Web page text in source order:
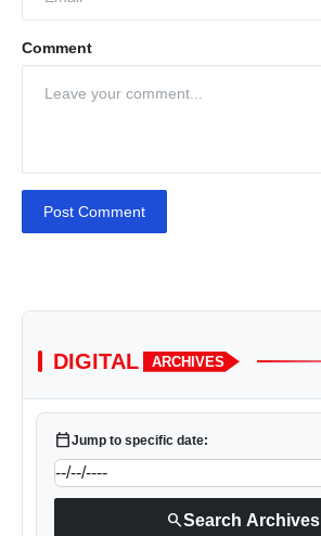
Comment
Post Comment
DIGITAL ARCHIVES
calendar_todayJump to specific date:
searchSearch Archives